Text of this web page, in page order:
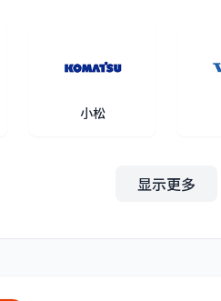
小松
显示更多